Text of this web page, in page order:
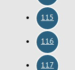
115
116
117